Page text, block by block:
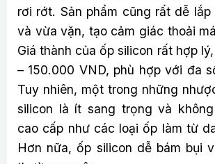
rơi rớt. Sản phẩm cũng rất dễ lắp
và vừa vặn, tạo cảm giác thoải
Giá thành của ốp silicon rất hợp
– 150.000 VND, phù hợp với đa
Tuy nhiên, một trong những
silicon là ít sang trọng và
cao cấp như các loại ốp làm từ
Hơn nữa, ốp silicon dễ bám bụi